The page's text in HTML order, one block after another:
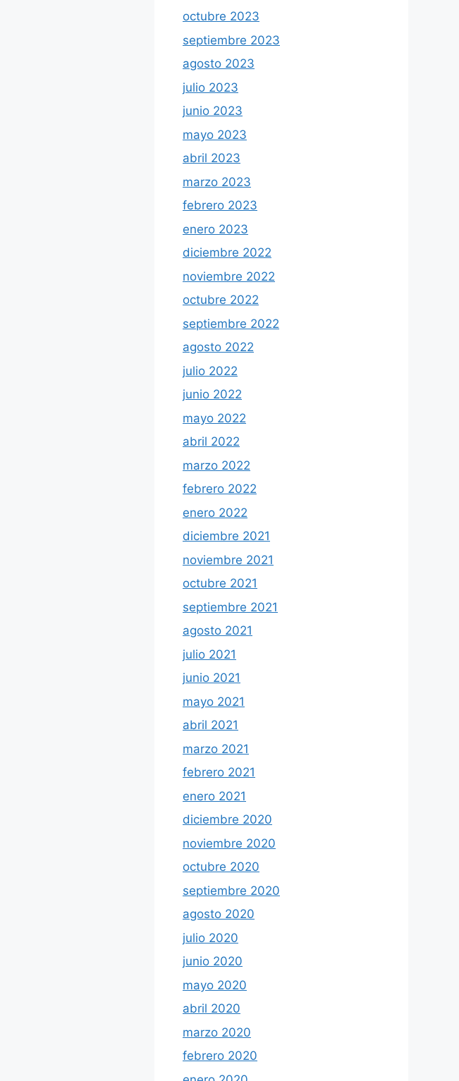
octubre 2023
septiembre 2023
agosto 2023
julio 2023
junio 2023
mayo 2023
abril 2023
marzo 2023
febrero 2023
enero 2023
diciembre 2022
noviembre 2022
octubre 2022
septiembre 2022
agosto 2022
julio 2022
junio 2022
mayo 2022
abril 2022
marzo 2022
febrero 2022
enero 2022
diciembre 2021
noviembre 2021
octubre 2021
septiembre 2021
agosto 2021
julio 2021
junio 2021
mayo 2021
abril 2021
marzo 2021
febrero 2021
enero 2021
diciembre 2020
noviembre 2020
octubre 2020
septiembre 2020
agosto 2020
julio 2020
junio 2020
mayo 2020
abril 2020
marzo 2020
febrero 2020